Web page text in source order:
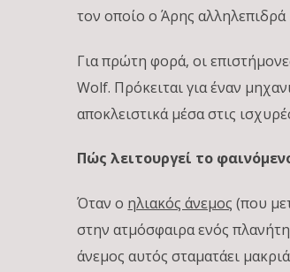
τον οποίο ο Άρης
Για πρώτη φορά, οι
Wolf. Πρόκειται για έναν
αποκλειστικά μέσα στις
Πώς λειτουργεί το
Όταν ο ηλιακός άνεμος (που
στην ατμόσφαιρα ενός
άνεμος αυτός σταματάει